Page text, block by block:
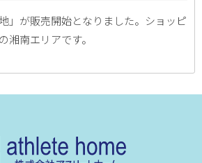
」が販売開始となりました。ショッピ
湘南エリアです。